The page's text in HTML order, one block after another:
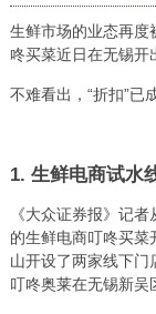
生鲜市场的业态再度
咚买菜近日在无锡开
不难看出，“折扣”已
1. 生鲜电商试水
《大众证券报》记
的生鲜电商叮咚买菜
山开设了两家线下门
叮咚奥莱在无锡新吴